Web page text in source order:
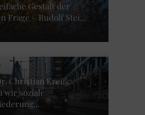
Gestalt der
Frage – Rudolf Stei...
Christian Kreiß:
wir soziale